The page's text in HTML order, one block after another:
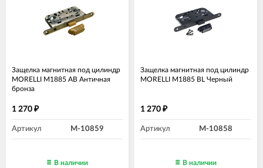
Защелка магнитная под цилиндр
MORELLI M1885 AB Античная
бронза
1 270 ₽
Артикул M-10859
В наличии
Защелка магнитная под цилиндр
MORELLI M1885 BL Черный
1 270 ₽
Артикул M-10858
В наличии